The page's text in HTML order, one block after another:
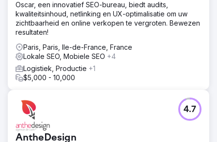
Oscar, een innovatief SEO-bureau, biedt audits,
kwaliteitsinhoud, netlinking en UX-optimalisatie om uw
zichtbaarheid en online verkopen te vergroten. Bewezen
resultaten!
Paris, Paris, Ile-de-France, France
Lokale SEO, Mobiele SEO +4
Logistiek, Productie +1
$5,000 - 10,000
AntheDesign
4.7